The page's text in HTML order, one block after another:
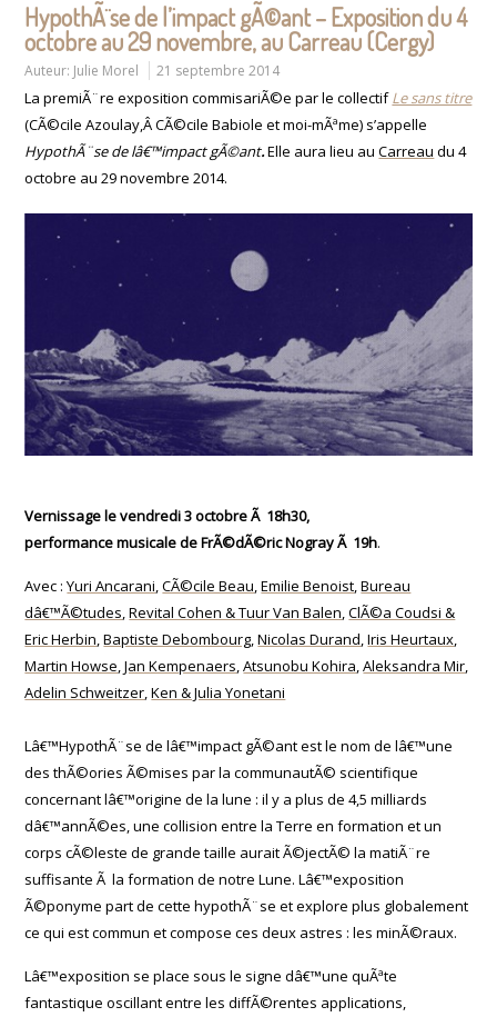
HypothÃ¨se de l’impact gÃ©ant – Exposition du 4
octobre au 29 novembre, au Carreau (Cergy)
Auteur: Julie Morel 21 septembre 2014
La premiÃ¨re exposition commisariÃ©e par le collectifLe sans titre
(CÃ©cile Azoulay,ÂCÃ©cile Babiole et moi-mÃªme) s’appelle
HypothÃ¨se de lâ€™impact gÃ©ant.Elle aura lieu auCarreau du 4
octobre au 29 novembre 2014.
Vernissage le vendredi 3 octobre Ã 18h30,
performance musicale de FrÃ©dÃ©ric Nogray Ã 19h.
Avec :Yuri Ancarani,CÃ©cile Beau,Emilie Benoist,Bureau
dâ€™Ã©tudes,Revital Cohen & Tuur Van Balen,ClÃ©a Coudsi &
Eric Herbin,Baptiste Debombourg,Nicolas Durand,Iris Heurtaux,
Martin Howse,Jan Kempenaers,Atsunobu Kohira,Aleksandra Mir,
Adelin Schweitzer,Ken & Julia Yonetani
Lâ€™HypothÃ¨se de lâ€™impact gÃ©ant est le nom de lâ€™une
des thÃ©ories Ã©mises par la communautÃ© scientifique
concernant lâ€™origine de la lune : il y a plus de 4,5 milliards
dâ€™annÃ©es, une collision entre la Terre en formation et un
corps cÃ©leste de grande taille aurait Ã©jectÃ© la matiÃ¨re
suffisante Ã la formation de notre Lune. Lâ€™exposition
Ã©ponyme part de cette hypothÃ¨se et explore plus globalement
ce qui est commun et compose ces deux astres : les minÃ©raux.
Lâ€™exposition se place sous le signe dâ€™une quÃªte
fantastique oscillant entre les diffÃ©rentes applications,